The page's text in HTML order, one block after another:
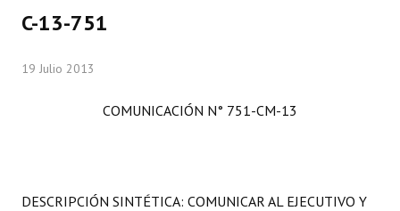
Comisiones Especiales
C-13-751
19 Julio 2013
COMUNICACIÓN N° 751-CM-13
DESCRIPCIÓN SINTÉTICA: COMUNICAR AL EJECUTIVO Y